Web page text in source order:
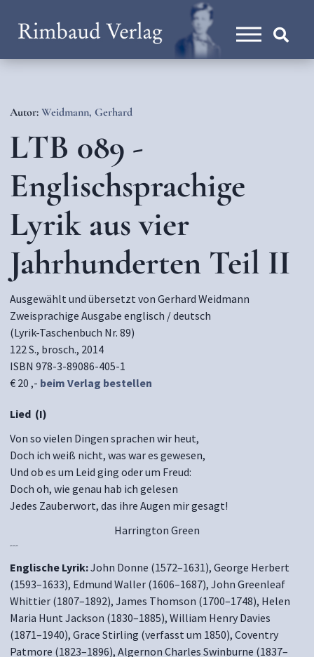
Autor: Weidmann, Gerhard
LTB 089 -
Englischsprachige
Lyrik aus vier
Jahrhunderten Teil II
Ausgewählt und übersetzt von Gerhard Weidmann
Zweisprachige Ausgabe englisch / deutsch
(Lyrik-Taschenbuch Nr. 89)
122 S., brosch., 2014
ISBN 978-3-89086-405-1
€ 20 ,- beim Verlag bestellen
Lied (I)
Von so vielen Dingen sprachen wir heut,
Doch ich weiß nicht, was war es gewesen,
Und ob es um Leid ging oder um Freud:
Doch oh, wie genau hab ich gelesen
Jedes Zauberwort, das ihre Augen mir gesagt!
Harrington Green
---
Englische Lyrik:John Donne (1572–1631), George Herbert
(1593–1633), Edmund Waller (1606–1687), John Greenleaf
Whittier (1807–1892), James Thomson (1700–1748), Helen
Maria Hunt Jackson (1830–1885), William Henry Davies
(1871–1940), Grace Stirling (verfasst um 1850), Coventry
Patmore (1823–1896), Algernon Charles Swinburne (1837–